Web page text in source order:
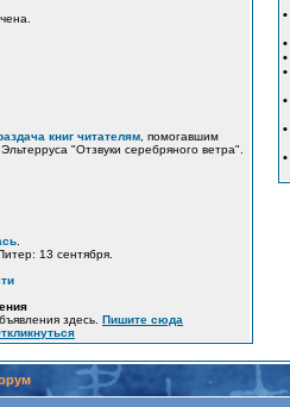
книг читателям , помогавшим
"Отзвуки серебряного ветра".
13 сентября.
здесь. Пишите сюда
•
•
•
•
•
•
•